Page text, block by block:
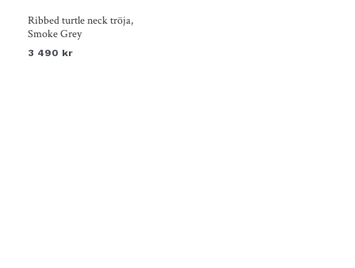
0
av
5
Ribbed turtle neck tröja,
Smoke Grey
3 490 kr